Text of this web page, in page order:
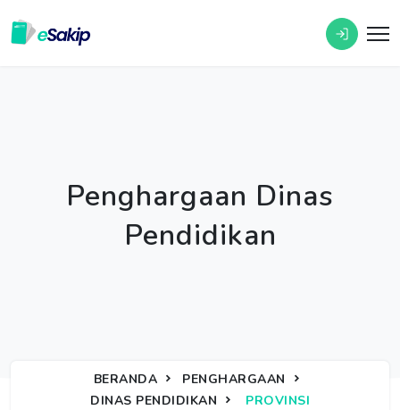
Penghargaan Dinas
Pendidikan
BERANDA
PENGHARGAAN
DINAS PENDIDIKAN
PROVINSI